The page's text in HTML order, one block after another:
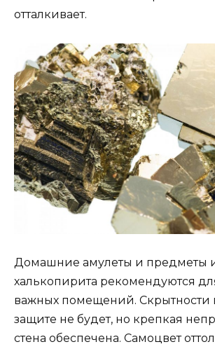
отталкивает.
Домашние амулеты и предметы
халькопирита рекомендуются
важных помещений. Скрытности
защите не будет, но крепкая
стена обеспечена. Самоцвет